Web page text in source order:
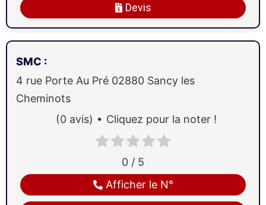
Devis
SMC :
4 rue Porte Au Pré 02880 Sancy les
Cheminots
Afficher le N°
0 / 5
(0 avis) Cliquez pour la noter !